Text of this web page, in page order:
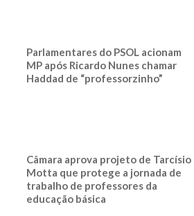
Parlamentares do PSOL acionam
MP após Ricardo Nunes chamar
Haddad de “professorzinho”
Câmara aprova projeto de Tarcísio
Motta que protege a jornada de
trabalho de professores da
educação básica